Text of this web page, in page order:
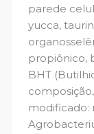
parede
yucca,
propiônico,
BHT
modificado: